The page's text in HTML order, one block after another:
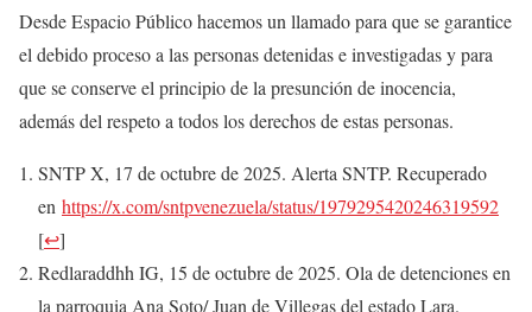
Desde Espacio Público hacemos un llamado para que se garantice
el debido proceso a las personas detenidas e investigadas y para
que se conserve el principio de la presunción de inocencia,
además del respeto a todos los derechos de estas personas.
SNTP X, 17 de octubre de 2025. Alerta SNTP. Recuperado
en https://x.com/sntpvenezuela/status/1979295420246319592
[↩]
Redlaraddhh IG, 15 de octubre de 2025. Ola de detenciones en
la parroquia Ana Soto/ Juan de Villegas del estado Lara.